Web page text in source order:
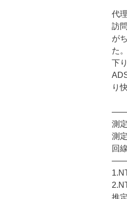
代
訪
が
た
下
り
——
測
測
回
推